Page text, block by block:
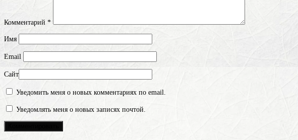
Комментарий *
Имя
Email
Сайт
Уведомить меня о новых комментариях по email.
Уведомлять меня о новых записях почтой.